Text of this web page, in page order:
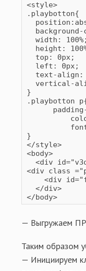
<style>
.playbotton{
background-
  width: 100%;
height:
  top: 0px;
  left: 0px;
text-align:
vertical-
}
.playbotton
}
</style>
<body>
<div
<div class
<div
  </div>
</body>
— Выгружаем
Таким образом
— Инициируем